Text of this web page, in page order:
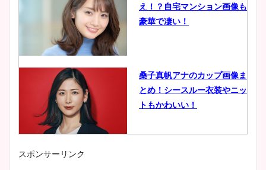
え！？自宅マンション画像も
豪華で凄い！
桑子真帆アナのカップ画像ま
とめ！シースルー衣装やニッ
トもかわいい！
スポンサーリンク